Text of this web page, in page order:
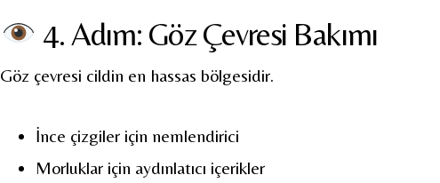
4. Adım: Göz Çevresi Bakımı
Göz çevresi cildin en hassas bölgesidir.
İnce çizgiler için nemlendirici
Morluklar için aydınlatıcı içerikler